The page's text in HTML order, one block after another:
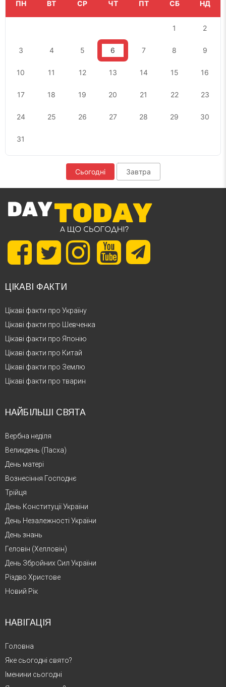
ПН ВТ СР ЧТ ПТ СБ НД
1 2
3 4 5 6 7 8 9
10 11 12 13 14 15 16
17 18 19 20 21 22 23
24 25 26 27 28 29 30
31
Сьогодні Завтра
ЦІКАВІ ФАКТИ
Цікаві факти про Україну
Цікаві факти про Шевченка
Цікаві факти про Японію
Цікаві факти про Китай
Цікаві факти про Землю
Цікаві факти про тварин
НАЙБІЛЬШІ СВЯТА
Вербна неділя
Великдень (Пасха)
День матері
Вознесіння Господнє
Трійця
День Конституції України
День Незалежності України
День знань
Геловін (Хелловін)
День Збройних Сил України
Різдво Христове
Новий Рік
НАВІГАЦІЯ
Головна
Яке сьогодні свято?
Іменини сьогодні